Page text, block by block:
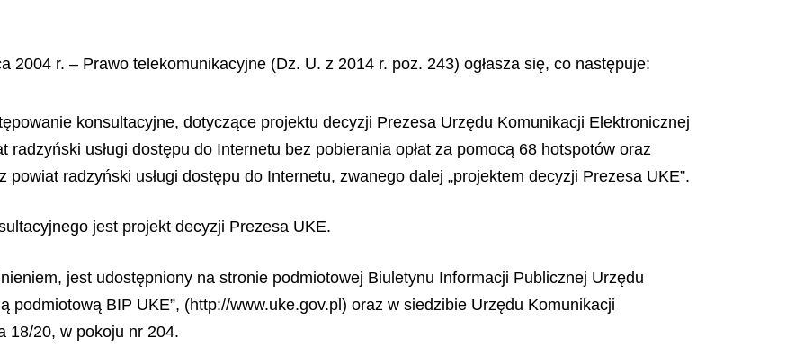
2004 r. – Prawo telekomunikacyjne (Dz. U. z 2014 r. poz. 243) ogłasza się, co następuje:
konsultacyjne, dotyczące projektu decyzji Prezesa Urzędu Komunikacji Elektronicznej
usługi dostępu do Internetu bez pobierania opłat za pomocą 68 hotspotów oraz
radzyński usługi dostępu do Internetu, zwanego dalej „projektem decyzji Prezesa UKE”.
jest projekt decyzji Prezesa UKE.
jest udostępniony na stronie podmiotowej Biuletynu Informacji Publicznej Urzędu
podmiotową BIP UKE”, (http://www.uke.gov.pl) oraz w siedzibie Urzędu Komunikacji
18/20, w pokoju nr 204.